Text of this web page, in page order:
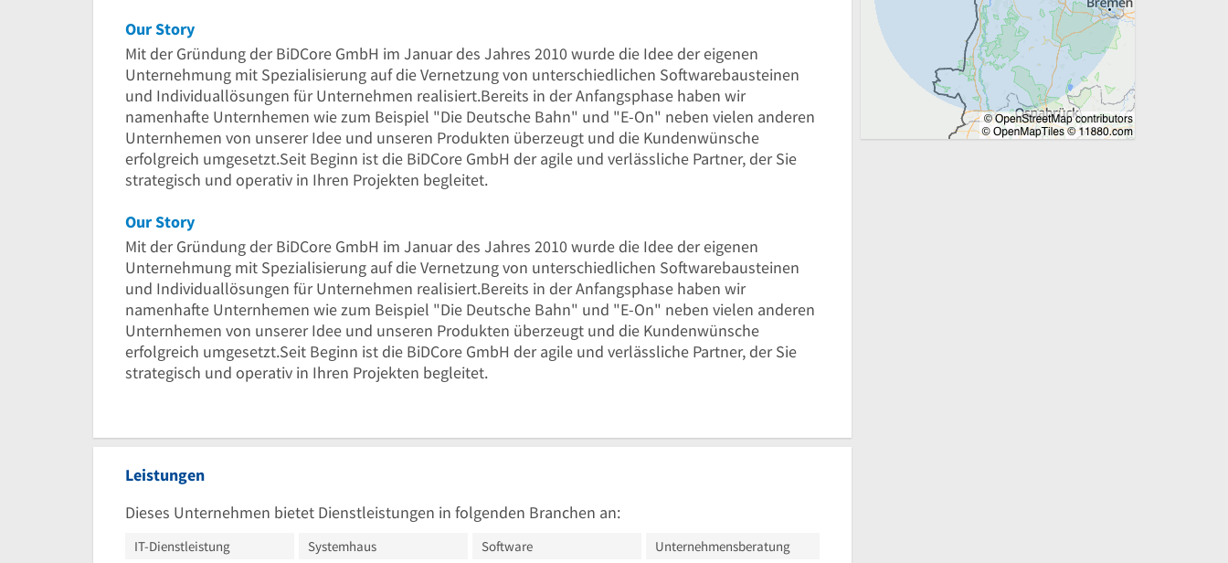
Our Story
Mit der Gründung der BiDCore GmbH im Januar des Jahres 2010 wurde die Idee der eigenen
Unternehmung mit Spezialisierung auf die Vernetzung von unterschiedlichen Softwarebausteinen
und Individuallösungen für Unternehmen realisiert.Bereits in der Anfangsphase haben wir
namenhafte Unternhemen wie zum Beispiel "Die Deutsche Bahn" und "E-On" neben vielen anderen
Unternhemen von unserer Idee und unseren Produkten überzeugt und die Kundenwünsche
erfolgreich umgesetzt.Seit Beginn ist die BiDCore GmbH der agile und verlässliche Partner, der Sie
strategisch und operativ in Ihren Projekten begleitet.
Our Story
Mit der Gründung der BiDCore GmbH im Januar des Jahres 2010 wurde die Idee der eigenen
Unternehmung mit Spezialisierung auf die Vernetzung von unterschiedlichen Softwarebausteinen
und Individuallösungen für Unternehmen realisiert.Bereits in der Anfangsphase haben wir
namenhafte Unternhemen wie zum Beispiel "Die Deutsche Bahn" und "E-On" neben vielen anderen
Unternhemen von unserer Idee und unseren Produkten überzeugt und die Kundenwünsche
erfolgreich umgesetzt.Seit Beginn ist die BiDCore GmbH der agile und verlässliche Partner, der Sie
strategisch und operativ in Ihren Projekten begleitet.
Leistungen
Dieses Unternehmen bietet Dienstleistungen in folgenden Branchen an:
IT-Dienstleistung Systemhaus Software
Unternehmensberatung